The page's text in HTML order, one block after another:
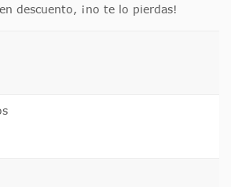
descuento, ¡no te lo pierdas!